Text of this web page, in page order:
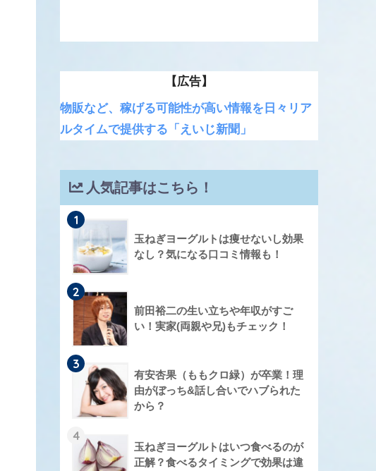
【広告】
物販など、稼げる可能性が高い情報を日々リア
ルタイムで提供する「えいじ新聞」
人気記事はこちら！
1
玉ねぎヨーグルトは痩せないし効果
なし？気になる口コミ情報も！
2
前田裕二の生い立ちや年収がすご
い！実家(両親や兄)もチェック！
3
有安杏果（ももクロ緑）が卒業！理
由がぼっち&話し合いでハブられた
から？
4
玉ねぎヨーグルトはいつ食べるのが
正解？食べるタイミングで効果は違